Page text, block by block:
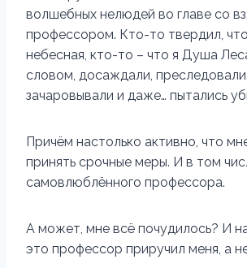
волшебных нелюдей во главе со
профессором. Кто-то твердил,
небесная, кто-то – что я Душа
словом, досаждали, преследовали,
зачаровывали и даже… пытались
Причём настолько активно, что
принять срочные меры. И в том
самовлюблённого профессора.
А может, мне всё почудилось? И
это профессор приручил меня, а